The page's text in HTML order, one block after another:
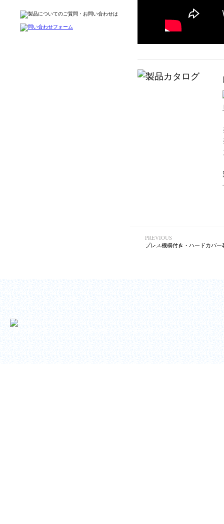
PREVIOUS
プレス機構付き・ハードカバ
ホーム 会社情報 製品情報 お知らせ お問い合わせ
Copyright © 2026トヨテック. Toyotec Co., Ltd. All Rights Reserved.